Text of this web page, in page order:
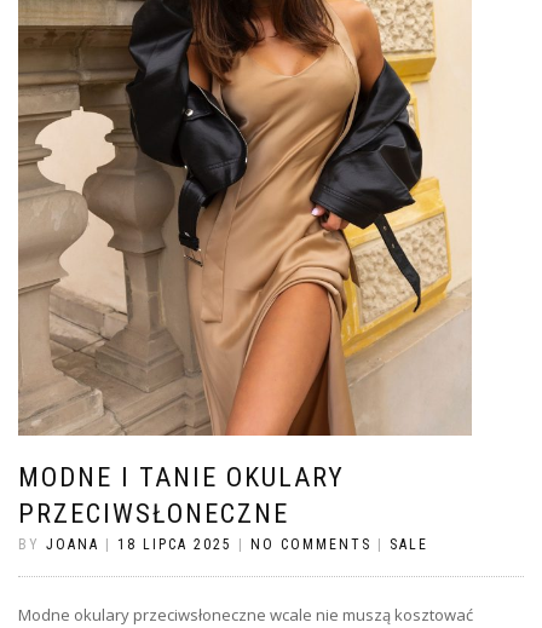
MODNE I TANIE OKULARY
PRZECIWSŁONECZNE
BY JOANA | 18 LIPCA 2025 | NO COMMENTS | SALE
Modne okulary przeciwsłoneczne wcale nie muszą kosztować